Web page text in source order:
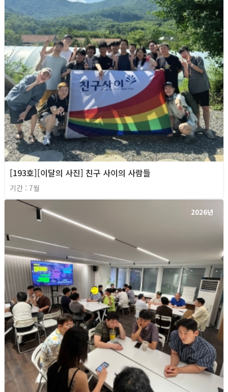
[193호][이달의 사진] 친구 사이의 사람들
기간 : 7월
2026년